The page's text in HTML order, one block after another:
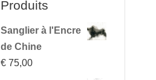
Produits
Sanglier à l'Encre
de Chine
€ 75,00